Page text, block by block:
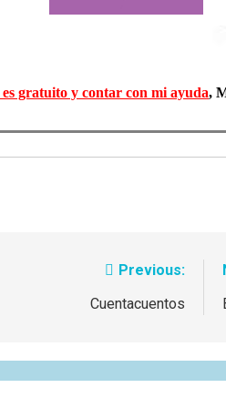
gratuito y contar con mi ayuda,
Previous:
Cuentacuentos